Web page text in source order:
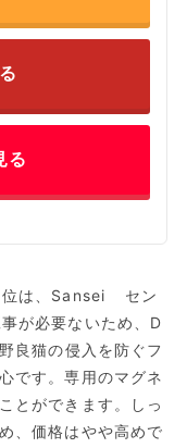
る
位は、Sansei セン
が必要ないため、D
良猫の侵入を防ぐフ
です。専用のマグネ
とができます。しっ
、価格はやや高めで